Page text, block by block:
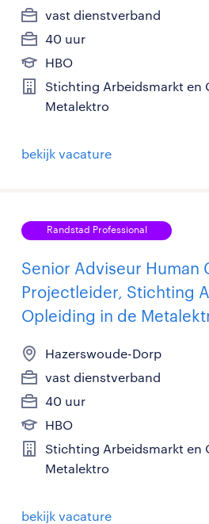
vast dienstverband
40 uur
HBO
Stichting Arbeidsmarkt en
Metalektro
bekijk vacature
Randstad Professional
Senior Adviseur Human
Projectleider, Stichting
Opleiding in de
Hazerswoude-Dorp
vast dienstverband
40 uur
HBO
Stichting Arbeidsmarkt en
Metalektro
bekijk vacature